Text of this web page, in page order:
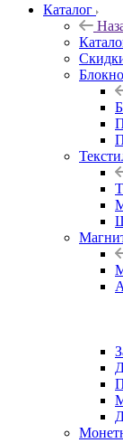
Каталог